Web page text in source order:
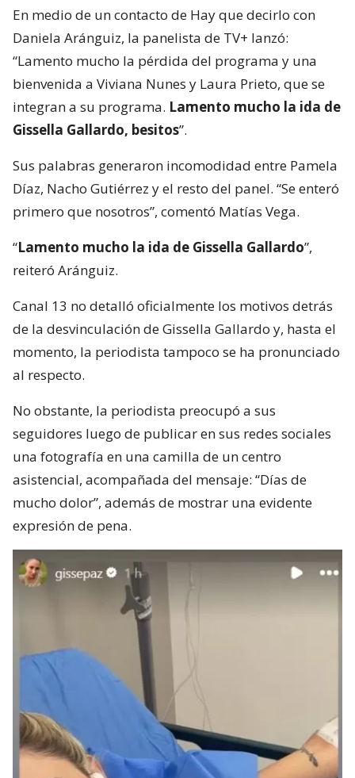
En medio de un contacto de Hay que decirlo con
Daniela Aránguiz, la panelista de TV+ lanzó:
“Lamento mucho la pérdida del programa y una
bienvenida a Viviana Nunes y Laura Prieto, que se
integran a su programa. Lamento mucho la ida de
Gissella Gallardo, besitos”.
Sus palabras generaron incomodidad entre Pamela
Díaz, Nacho Gutiérrez y el resto del panel. “Se enteró
primero que nosotros”, comentó Matías Vega.
“Lamento mucho la ida de Gissella Gallardo”,
reiteró Aránguiz.
Canal 13 no detalló oficialmente los motivos detrás
de la desvinculación de Gissella Gallardo y, hasta el
momento, la periodista tampoco se ha pronunciado
al respecto.
No obstante, la periodista preocupó a sus
seguidores luego de publicar en sus redes sociales
una fotografía en una camilla de un centro
asistencial, acompañada del mensaje: “Días de
mucho dolor”, además de mostrar una evidente
expresión de pena.